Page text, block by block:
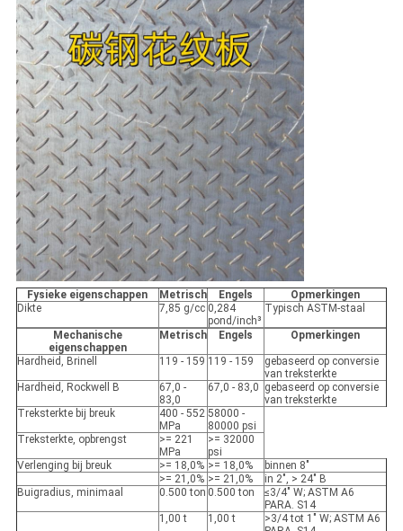
Fysieke eigenschappen Metrisch Engels
Opmerkingen
Dikte
7,85 g/cc 0,284
pond/inch³
Typisch ASTM-staal
Mechanische
eigenschappen
Metrisch Engels Opmerkingen
Hardheid, Brinell 119 - 159 119 - 159
gebaseerd op conversie
van treksterkte
Hardheid, Rockwell B
67,0 -
83,0
67,0 - 83,0 gebaseerd op conversie
van treksterkte
Treksterkte bij breuk
400 - 552
MPa
58000 -
80000 psi
Treksterkte, opbrengst
>= 221
MPa
>= 32000
psi
Verlenging bij breuk
>= 18,0% >= 18,0%
binnen 8"
>= 21,0% >= 21,0%
in 2", > 24" B
Buigradius, minimaal
0.500 ton 0.500 ton
≤3/4" W; ASTM A6
PARA. S14
1,00 t
1,00 t
>3/4 tot 1" W; ASTM A6